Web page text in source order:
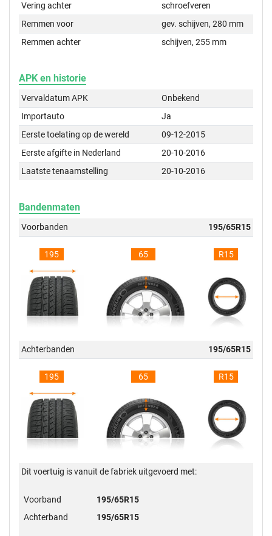
Vering achter
schroefveren
Remmen voor
gev. schijven, 280 mm
Remmen achter
schijven, 255 mm
APK en historie
Vervaldatum APK
Onbekend
Importauto
Ja
Eerste toelating op de wereld
09-12-2015
Eerste afgifte in Nederland
20-10-2016
Laatste tenaamstelling
20-10-2016
Bandenmaten
Voorbanden 195/65R15
195 65 R15
Achterbanden 195/65R15
195 65 R15
Dit voertuig is vanuit de fabriek uitgevoerd met:
Voorband
195/65R15
Achterband
195/65R15